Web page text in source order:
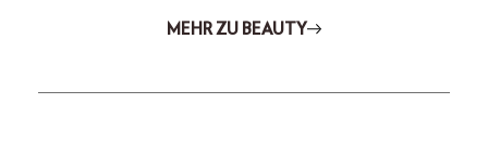
MEHR ZU BEAUTY